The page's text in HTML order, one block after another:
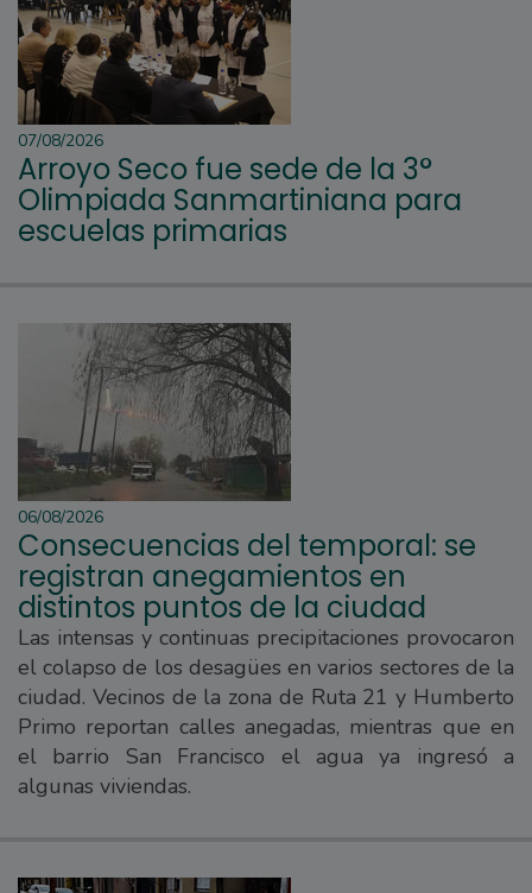
07/08/2026
Arroyo Seco fue sede de la 3°
Olimpiada Sanmartiniana para
escuelas primarias
06/08/2026
Consecuencias del temporal: se
registran anegamientos en
distintos puntos de la ciudad
Las intensas y continuas precipitaciones provocaron
el colapso de los desagües en varios sectores de la
ciudad. Vecinos de la zona de Ruta 21 y Humberto
Primo reportan calles anegadas, mientras que en
el barrio San Francisco el agua ya ingresó a
algunas viviendas.